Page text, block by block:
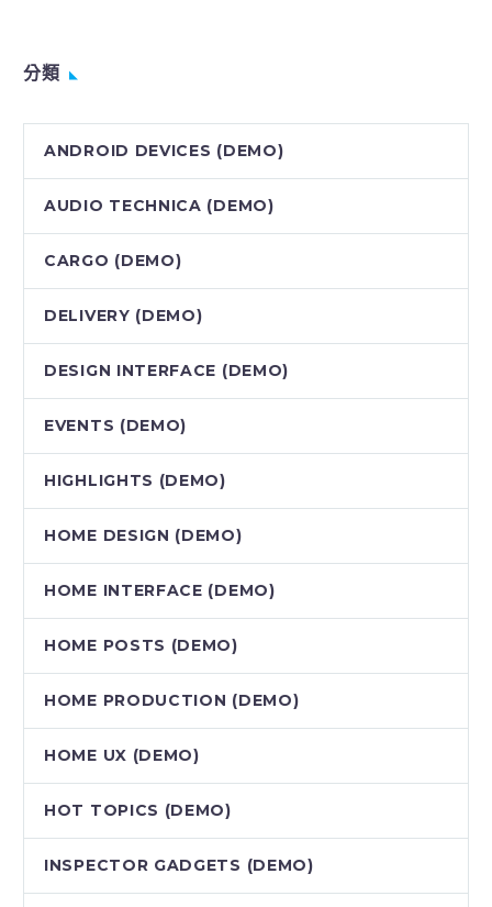
分類
ANDROID DEVICES (DEMO)
AUDIO TECHNICA (DEMO)
CARGO (DEMO)
DELIVERY (DEMO)
DESIGN INTERFACE (DEMO)
EVENTS (DEMO)
HIGHLIGHTS (DEMO)
HOME DESIGN (DEMO)
HOME INTERFACE (DEMO)
HOME POSTS (DEMO)
HOME PRODUCTION (DEMO)
HOME UX (DEMO)
HOT TOPICS (DEMO)
INSPECTOR GADGETS (DEMO)